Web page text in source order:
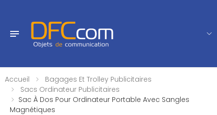
Accueil
Bagages Et Trolley Publicitaires
Sacs Ordinateur Publicitaires
Sac À Dos Pour Ordinateur Portable Avec Sangles
Magnétiques